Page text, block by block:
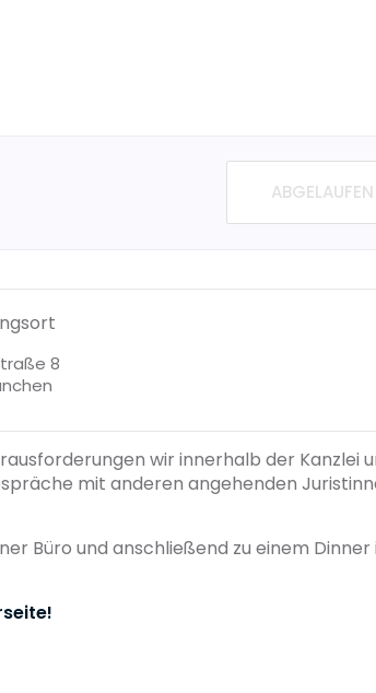
ABGELAUFEN
8
wir innerhalb der Kanzlei
mit anderen angehenden
Büro und anschließend zu einem Dinner